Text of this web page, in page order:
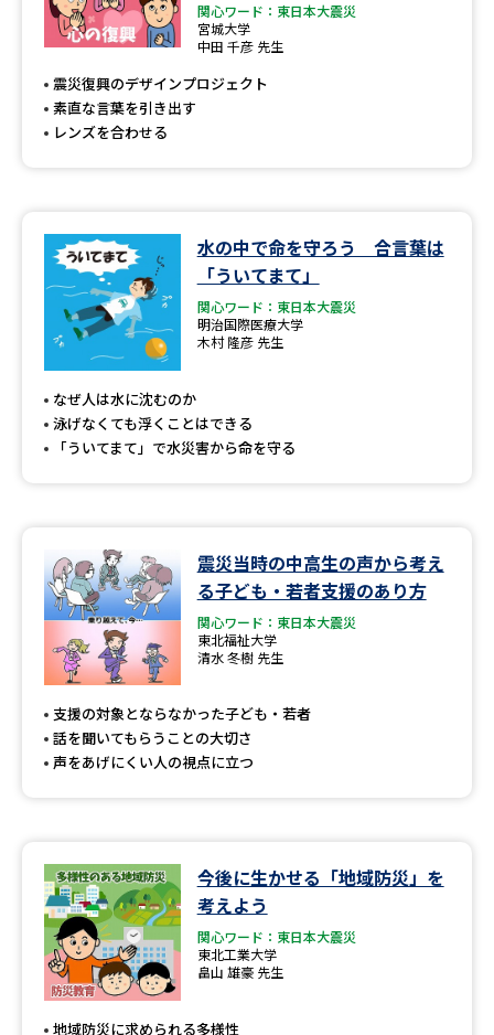
関心ワード：東日本大震災
宮城大学
中田 千彦 先生
震災復興のデザインプロジェクト
素直な言葉を引き出す
レンズを合わせる
水の中で命を守ろう 合言葉は
「ういてまて」
関心ワード：東日本大震災
明治国際医療大学
木村 隆彦 先生
なぜ人は水に沈むのか
泳げなくても浮くことはできる
「ういてまて」で水災害から命を守る
震災当時の中高生の声から考え
る子ども・若者支援のあり方
関心ワード：東日本大震災
東北福祉大学
清水 冬樹 先生
支援の対象とならなかった子ども・若者
話を聞いてもらうことの大切さ
声をあげにくい人の視点に立つ
今後に生かせる「地域防災」を
考えよう
関心ワード：東日本大震災
東北工業大学
畠山 雄豪 先生
地域防災に求められる多様性